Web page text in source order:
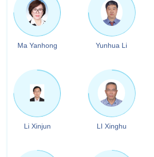
Ma Yanhong Yunhua Li
Li Xinjun LI Xinghu